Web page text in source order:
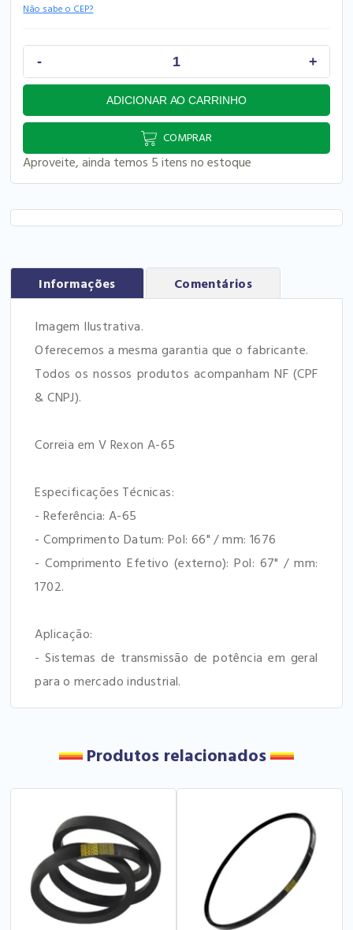
Não sabe o CEP?
COMPRAR
Aproveite, ainda temos 5 itens no estoque
Informações Comentários
Imagem Ilustrativa.
Oferecemos a mesma garantia que o fabricante.
Todos os nossos produtos acompanham NF (CPF
& CNPJ).
Correia em V Rexon A-65
Especificações Técnicas:
- Referência: A-65
- Comprimento Datum: Pol: 66" / mm: 1676
- Comprimento Efetivo (externo): Pol: 67" / mm:
1702.
Aplicação:
- Sistemas de transmissão de potência em geral
para o mercado industrial.
Produtos relacionados